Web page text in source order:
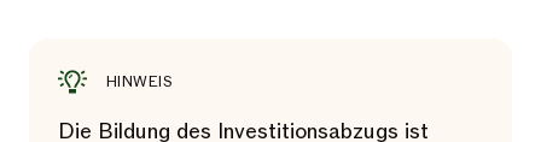
HINWEIS
Die Bildung des Investitionsabzugs ist